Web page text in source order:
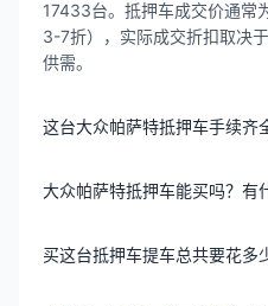
17433台。抵押车成交价通常
3-7折），实际成交折扣取决
供需。
这台大众帕萨特抵押车手续齐
大众帕萨特抵押车能买吗？有
买这台抵押车提车总共要花多